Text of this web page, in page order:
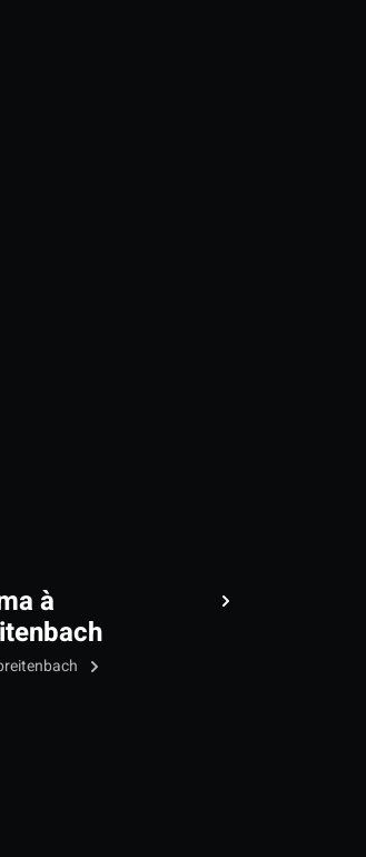
à